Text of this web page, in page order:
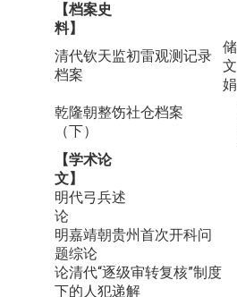
【档案史
料】
清代钦天监初雷观测记录
档案
储
文
娟
乾隆朝整饬社仓档案
（下）
【学术论
文】
明代弓兵述
论
明嘉靖朝贵州首次开科问
题综论
论清代“逐级审转复核”制度
下的人犯递解